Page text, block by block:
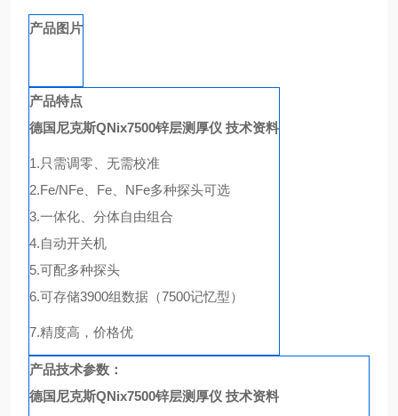
产品图片
产品特点
德国尼克斯QNix7500锌层测厚仪 技术资料
1.只需调零、无需校准
2.Fe/NFe、Fe、NFe多种探头可选
3.一体化、分体自由组合
4.自动开关机
5.可配多种探头
6.可存储3900组数据（7500记忆型）
7.精度高，价格优
产品技术参数：
德国尼克斯QNix7500锌层测厚仪 技术资料